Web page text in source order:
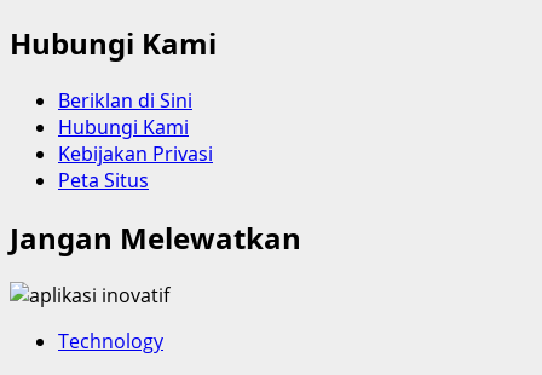
Hubungi Kami
Beriklan di Sini
Hubungi Kami
Kebijakan Privasi
Peta Situs
Jangan Melewatkan
Technology